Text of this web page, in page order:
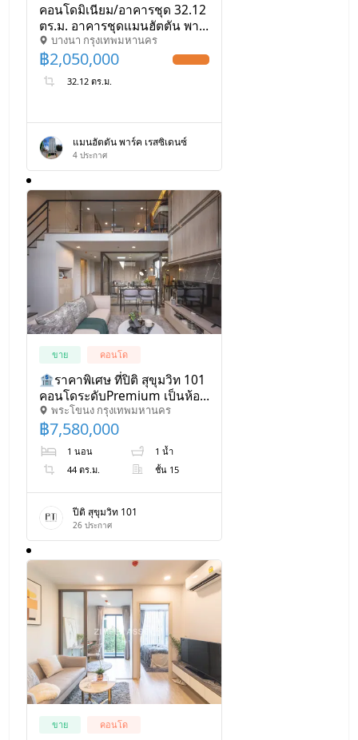
คอนโดมิเนียม/อาคารชุด 32.12
ตร.ม. อาคารชุดแมนฮัตตัน พาร์
ค เรสสิเด้นท์ เซส เขตบางนา
กรุงเทพมหานคร 2M
บางนา กรุงเทพมหานคร
฿2,050,000
32.12 ตร.ม.
แมนฮัตตัน พาร์ค เรสซิเดนซ์
4 ประกาศ
ขาย คอนโด
🏦ราคาพิเศษ ที่ปิติ สุขุมวิท 101
คอนโดระดับPremium เป็นห้อง
ใหม่จากโครงการ ด้วยทำเลติด
ถนนสุขุมวิท ในราคาเริ่มต้น
เพียง 7.5 MB
พระโขนง กรุงเทพมหานคร
฿7,580,000
1 นอน
1 น้ำ
44 ตร.ม.
ชั้น 15
ปีติ สุขุมวิท 101
26 ประกาศ
ขาย คอนโด